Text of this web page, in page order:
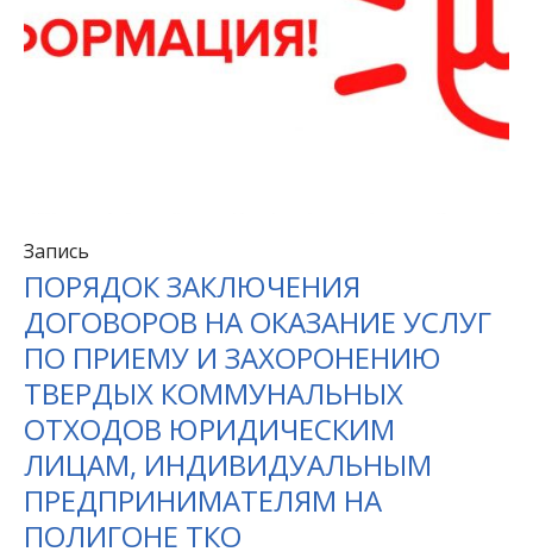
Запись
ПОРЯДОК ЗАКЛЮЧЕНИЯ
ДОГОВОРОВ НА ОКАЗАНИЕ УСЛУГ
ПО ПРИЕМУ И ЗАХОРОНЕНИЮ
ТВЕРДЫХ КОММУНАЛЬНЫХ
ОТХОДОВ ЮРИДИЧЕСКИМ
ЛИЦАМ, ИНДИВИДУАЛЬНЫМ
ПРЕДПРИНИМАТЕЛЯМ НА
ПОЛИГОНЕ ТКО